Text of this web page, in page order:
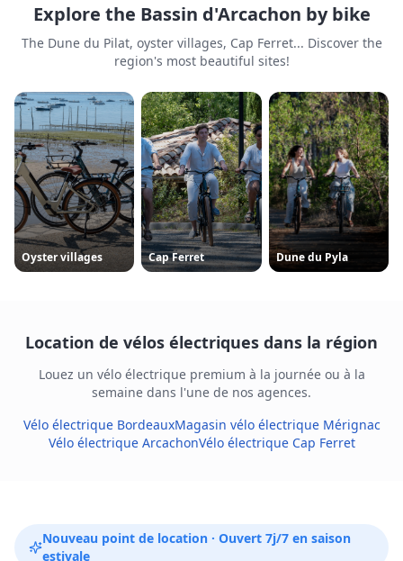
Explore the Bassin d'Arcachon by bike
The Dune du Pilat, oyster villages, Cap Ferret... Discover the
region's most beautiful sites!
Oyster villages Cap Ferret Dune du Pyla
Location de vélos électriques dans la région
Louez un vélo électrique premium à la journée ou à la
semaine dans l'une de nos agences.
Vélo électrique BordeauxMagasin vélo électrique Mérignac
Vélo électrique ArcachonVélo électrique Cap Ferret
Nouveau point de location · Ouvert 7j/7 en saison
estivale